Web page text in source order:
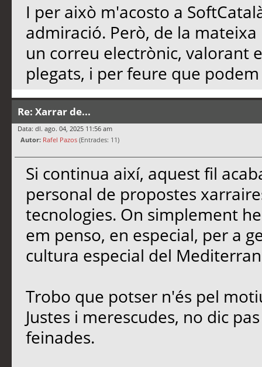
I per això m'acosto a
admiració. Però, de la
un correu electrònic, valorant
plegats, i per feure que
Re: Xarrar de...
Data: dl. ago. 04, 2025 11:56 am
Autor: Rafel Pazos (Entrades: 11)
Si continua així, aquest fil
personal de propostes
tecnologies. On simplement
em penso, en especial, per a
cultura especial del
Trobo que potser n'és pel
Justes i merescudes, no dic
feinades.